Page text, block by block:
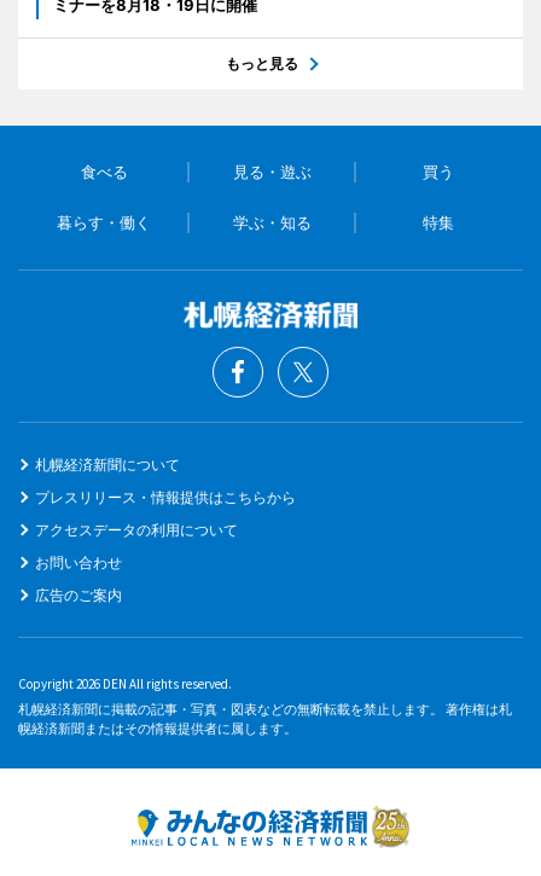
ミナーを8月18・19日に開催
もっと見る
食べる 見る・遊ぶ 買う
暮らす・働く 学ぶ・知る 特集
札幌経済新聞について
プレスリリース・情報提供はこちらから
アクセスデータの利用について
お問い合わせ
広告のご案内
Copyright 2026 DEN All rights reserved.
札幌経済新聞に掲載の記事・写真・図表などの無断転載を禁止します。 著作権は札
幌経済新聞またはその情報提供者に属します。